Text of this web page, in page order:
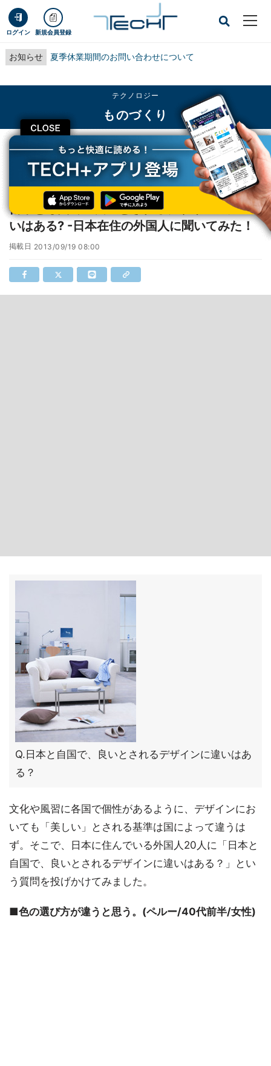
ログイン 新規会員登録
お知らせ 夏季休業期間のお問い合わせについて
CLOSE
テクノロジー
ものづくり
TECH+ テクノロジー
ものづくり
日本と母国で「良いとされるデザイン」に違いはある? -日本在住の外国人に聞
日本と母国で「良いとされるデザイン」に違
いはある? -日本在住の外国人に聞いてみた！
掲載日 2013/09/19 08:00
Q.日本と自国で、良いとされるデザインに違いはあ
る？
文化や風習に各国で個性があるように、デザインにお
いても「美しい」とされる基準は国によって違うは
ず。そこで、日本に住んでいる外国人20人に「日本と
自国で、良いとされるデザインに違いはある？」とい
う質問を投げかけてみました。
■色の選び方が違うと思う。(ペルー/40代前半/女性)